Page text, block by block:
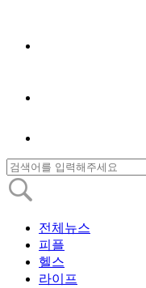
전체뉴스
피플
헬스
라이프